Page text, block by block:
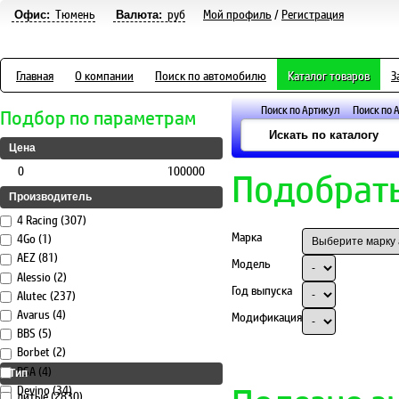
Офис: Тюмень Валюта: руб Мой профиль / Регистрация
Главная О компании Поиск по автомобилю Каталог товаров
Подбор по параметрам
Цена
0 100000
Производитель
4 Racing (307)
4Go (1)
AEZ (81)
Alessio (2)
Alutec (237)
Avarus (4)
BBS (5)
Borbet (2)
BSA (4)
Devino (34)
Тип
литые (2830)
Поиск по Артикул Поиск по
Марка
Модель
Год выпуска
Модификация